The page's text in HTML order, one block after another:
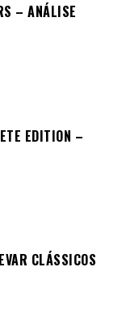
– ANÁLISE
EDITION –
CLÁSSICOS